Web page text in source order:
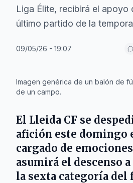
Liga Élite, recibirá el apoyo
último partido de la
09/05/26 - 19:07
Imagen genérica de un balón de
de un campo.
El Lleida CF se
afición este domingo
cargado de
asumirá el descenso a
la sexta categoría del